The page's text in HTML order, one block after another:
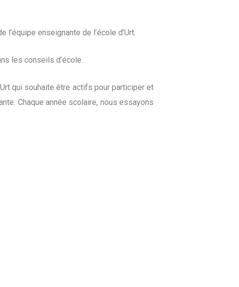
enseignante de l’école d’Urt.
les conseils d’école.
qui souhaite être actifs pour participer et
Chaque année scolaire, nous essayons